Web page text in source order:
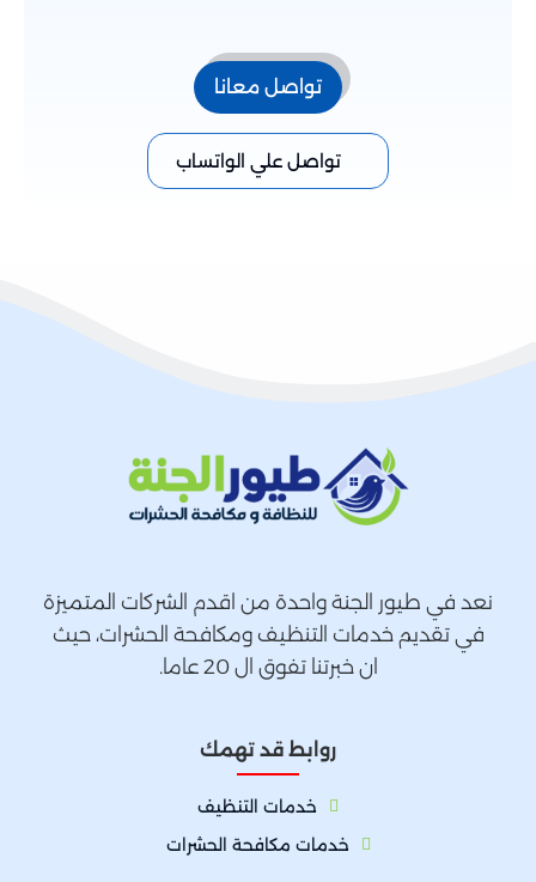
تواصل معانا
تواصل علي الواتساب
نعد في طيور الجنة واحدة من اقدم الشركات المتميزة
في تقديم خدمات التنظيف ومكافحة الحشرات، حيث
ان خبرتنا تفوق ال 20 عاما.
روابط قد تهمك
خدمات التنظيف
خدمات مكافحة الحشرات